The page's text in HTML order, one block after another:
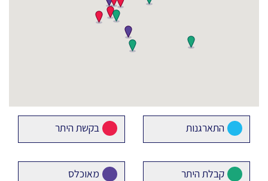
התארגנות בקשת היתר
קבלת היתר מאוכלס